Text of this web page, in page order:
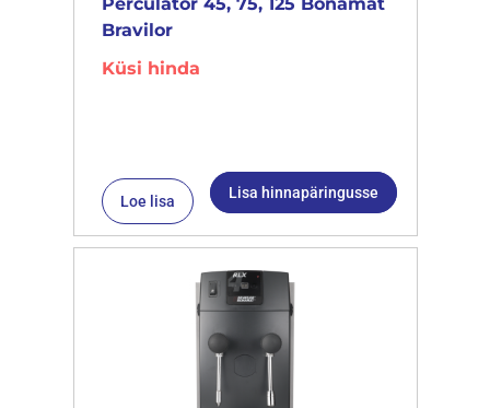
Perculator 45, 75, 125 Bonamat
Bravilor
Küsi hinda
Loe lisa Lisa hinnapäringusse